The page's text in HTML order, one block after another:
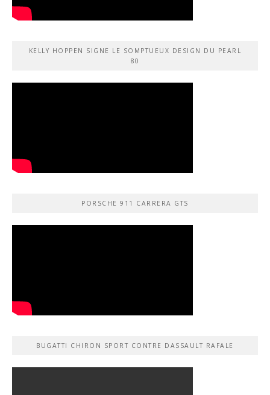
KELLY HOPPEN SIGNE LE SOMPTUEUX DESIGN DU PEARL
80
PORSCHE 911 CARRERA GTS
BUGATTI CHIRON SPORT CONTRE DASSAULT RAFALE